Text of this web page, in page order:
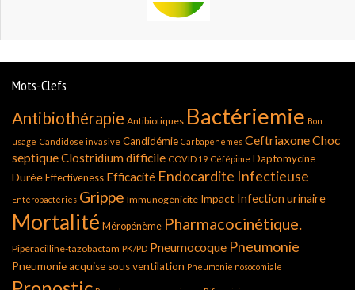
Mots-Clefs
Antibiothérapie Antibiotiques Bactériemie Bon
usage Candidose invasive Candidémie Carbapénèmes CeftriaxoneChoc
septiqueClostridium difficile COVID 19 Céfépime Daptomycine
Durée Effectiveness Efficacité Endocardite Infectieuse
Entérobactéries Grippe Immunogénicité Impact Infection urinaire
Mortalité Méropénème Pharmacocinétique.
Pipéracilline-tazobactam PK/PD Pneumocoque Pneumonie
Pneumonie acquise sous ventilation Pneumonie nosocomiale